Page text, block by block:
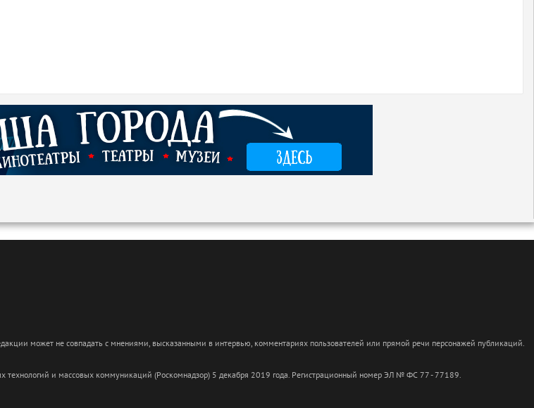
может не совпадать с мнениями, высказанными в интервью, комментариях пользователей или прямой речи персонажей публикаций.
технологий и массовых коммуникаций (Роскомнадзор) 5 декабря 2019 года. Регистрационный номер ЭЛ № ФС 77 - 77189.